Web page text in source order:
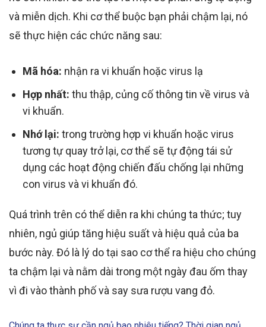
và miễn dịch. Khi cơ thể buộc bạn phải chậm lại, nó
sẽ thực hiện các chức năng sau:
Mã hóa: nhận ra vi khuẩn hoặc virus lạ
Hợp nhất: thu thập, củng cố thông tin về virus và
vi khuẩn.
Nhớ lại: trong trường hợp vi khuẩn hoặc virus
tương tự quay trở lại, cơ thể sẽ tự động tái sử
dụng các hoạt động chiến đấu chống lại những
con virus và vi khuẩn đó.
Quá trình trên có thể diễn ra khi chúng ta thức; tuy
nhiên, ngủ giúp tăng hiệu suất và hiệu quả của ba
bước này. Đó là lý do tại sao cơ thể ra hiệu cho chúng
ta chậm lại và nằm dài trong một ngày đau ốm thay
vì đi vào thành phố và say sưa rượu vang đỏ.